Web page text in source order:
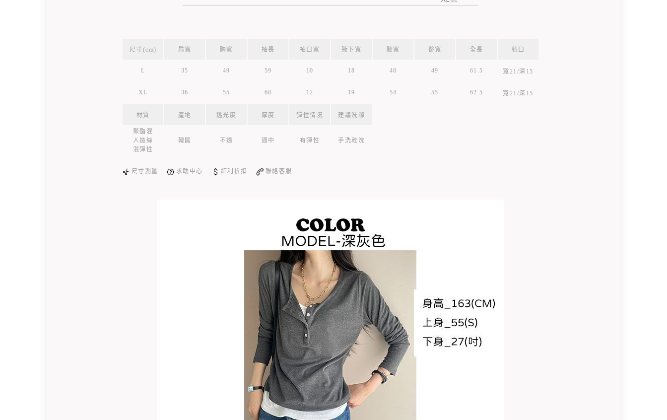
尺寸(cm) 肩寬 胸寬 袖長 袖口寬 腋下寬 腰寬 臀寬 全長 領口
L 35 49 59 10 18 48 49 61.5 寬21/深15
XL 36 55 60 12 19 54 55 62.5 寬21/深15
材質 產地 透光度 厚度 彈性情況 建議洗滌
聚酯混
人造絲
混彈性
韓國 不透 適中 有彈性 手洗乾洗
尺寸測量 求助中心 紅利折扣 聯絡客服